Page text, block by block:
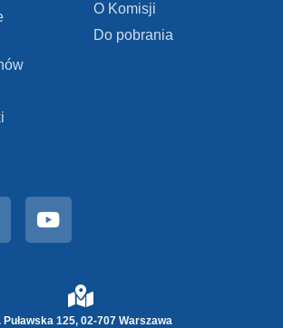
O Komisji
Do pobrania
Puławska 125, 02-707 Warszawa